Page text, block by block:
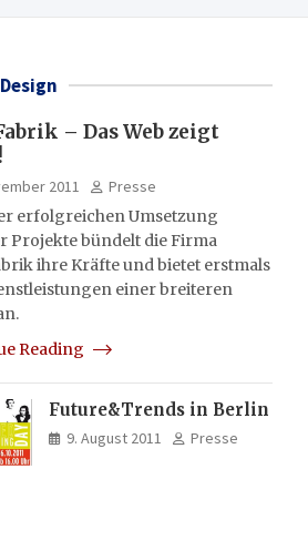
– Das Web zeigt
2011
Presse
erfolgreichen Umsetzung
Projekte bündelt die Firma
ihre Kräfte und bietet erstmals
einer breiteren
Reading
Future&Trends in Berlin
9. August 2011 Presse